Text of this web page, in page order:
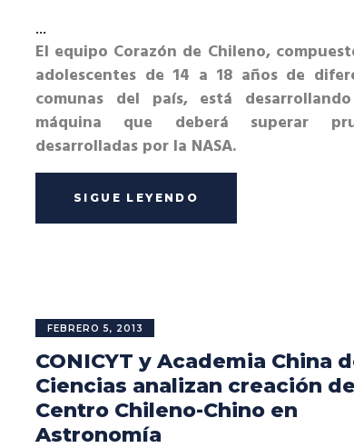
El equipo Corazón de Chileno,
adolescentes de 14 a 18 años de
comunas del país, está
máquina que deberá superar
desarrolladas por la NASA.
SIGUE LEYENDO
FEBRERO 5, 2013
CONICYT y Academia China
Ciencias analizan creación de
Centro Chileno-Chino en
Astronomía